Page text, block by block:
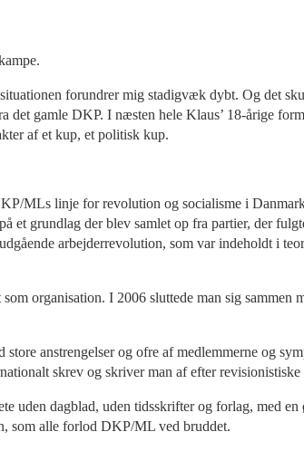
forundrer mig stadigvæk dybt. Og det
gamle DKP. I næsten hele Klaus’ 18-årige
af et kup, et politisk kup.
MLs linje for revolution og socialisme i
et grundlag der blev samlet op fra partier, der
arbejderrevolution, som var indeholdt i
organisation. I 2006 sluttede man sig sammen
anstrengelser og ofre af medlemmerne og
skrev og skriver man af efter
uden dagblad, uden tidsskrifter og forlag, med
som alle forlod DKP/ML ved bruddet.